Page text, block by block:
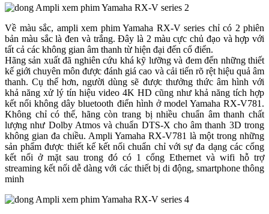
Về màu sắc, ampli xem phim Yamaha RX-V series chỉ có 2 phiên
bản màu sắc là đen và trắng. Đây là 2 màu cực chủ đạo và hợp với
tất cả các không gian âm thanh từ hiện đại đến cổ điển.
Hãng sản xuất đã nghiên cứu khá kỹ lưỡng và đem đến những thiết
kế giới chuyên môn được đánh giá cao và cải tiến rõ rệt hiệu quả âm
thanh. Cụ thể hơn, người dùng sẽ được thưởng thức âm hình với
khả năng xử lý tín hiệu video 4K HD cũng như khả năng tích hợp
kết nối không dây bluetooth điển hình ở model Yamaha RX-V781.
Không chỉ có thế, hãng còn trang bị nhiều chuẩn âm thanh chất
lượng như Dolby Atmos và chuẩn DTS-X cho âm thanh 3D trong
không gian đa chiều. Ampli Yamaha RX-V781 là một trong những
sản phẩm được thiết kế kết nối chuẩn chỉ với sự đa dạng các cổng
kết nối ở mặt sau trong đó có 1 cổng Ethernet và wifi hỗ trợ
streaming kết nối dễ dàng với các thiết bị di động, smartphone thông
minh